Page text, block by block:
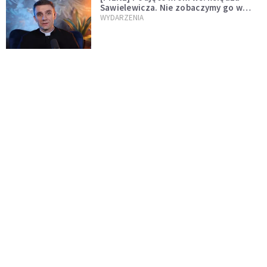
Sawielewicza. Nie zobaczymy go w
mediach
WYDARZENIA